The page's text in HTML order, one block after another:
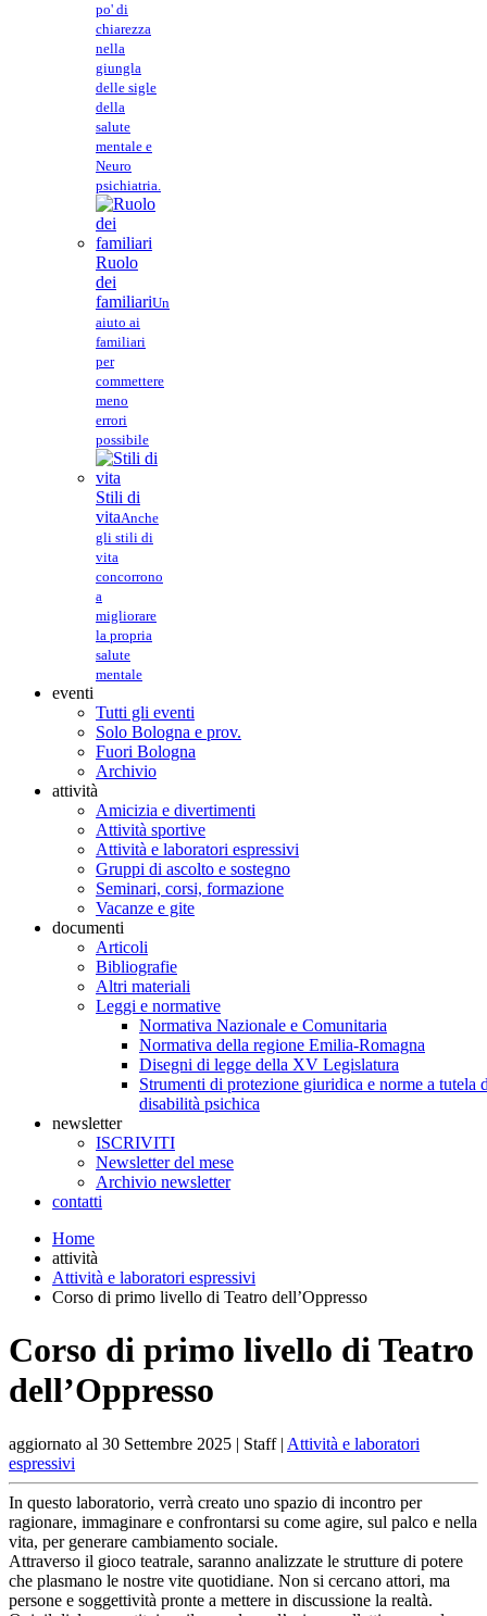
po' di
chiarezza
nella
giungla
delle sigle
della
salute
mentale e
Neuro
psichiatria.
Ruolo
dei
familiariUn
aiuto ai
familiari
per
commettere
meno
errori
possibile
Stili di
vitaAnche
gli stili di
vita
concorrono
a
migliorare
la propria
salute
mentale
eventi
Tutti gli eventi
Solo Bologna e prov.
Fuori Bologna
Archivio
attività
Amicizia e divertimenti
Attività sportive
Attività e laboratori espressivi
Gruppi di ascolto e sostegno
Seminari, corsi, formazione
Vacanze e gite
documenti
Articoli
Bibliografie
Altri materiali
Leggi e normative
Normativa Nazionale e Comunitaria
Normativa della regione Emilia-Romagna
Disegni di legge della XV Legislatura
Strumenti di protezione giuridica e norme a tutela
disabilità psichica
newsletter
ISCRIVITI
Newsletter del mese
Archivio newsletter
contatti
Home
attività
Attività e laboratori espressivi
Corso di primo livello di Teatro dell’Oppresso
Corso di primo livello di Teatro
dell’Oppresso
aggiornato al 30 Settembre 2025 | Staff | Attività e laboratori
espressivi
In questo laboratorio, verrà creato uno spazio di incontro per
ragionare, immaginare e confrontarsi su come agire, sul palco e nella
vita, per generare cambiamento sociale.
Attraverso il gioco teatrale, saranno analizzate le strutture di potere
che plasmano le nostre vite quotidiane. Non si cercano attori, ma
persone e soggettività pronte a mettere in discussione la realtà.